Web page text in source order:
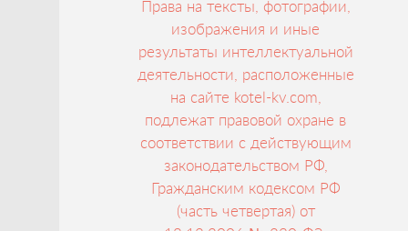
Права на тексты, фотографии,
изображения и иные
результаты интеллектуальной
деятельности, расположенные
на сайте kotel-kv.com,
подлежат правовой охране в
соответствии с действующим
законодательством РФ,
Гражданским кодексом РФ
(часть четвертая) от